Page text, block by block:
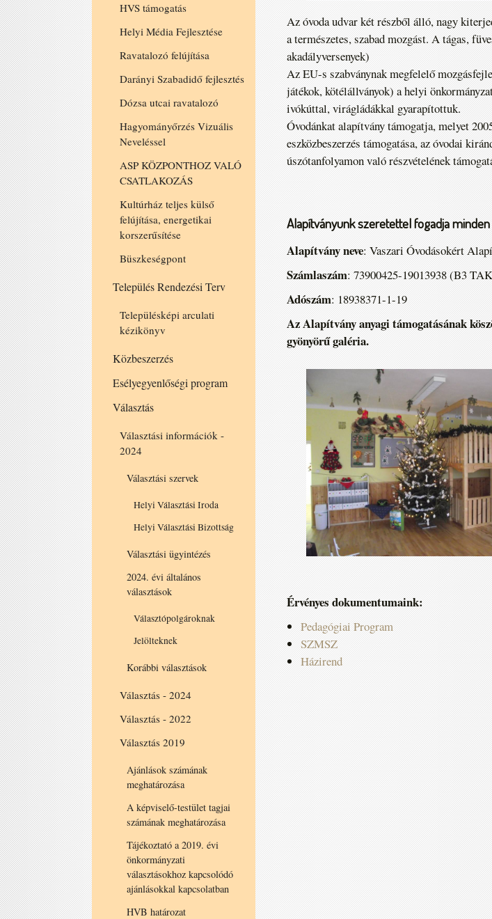
Az óvoda udvar két részből álló, nagy
a természetes, szabad mozgást. A tágas,
akadályversenyek)
Az EU-s szabványnak megfelelő
játékok, kötélállványok) a helyi
ivókúttal, virágládákkal gyarapítottuk.
Óvodánkat alapítvány támogatja, melyet
eszközbeszerzés támogatása, az óvodai
úszótanfolyamon való részvételének
Alapítványunk szeretettel fogadja
Alapítvány neve: Vaszari Óvodásokért
Számlaszám: 73900425-19013938 (B3
Adószám: 18938371-1-19
Az Alapítvány anyagi támogatásának
gyönyörű galéria.
Érvényes dokumentumaink:
Pedagógiai Program
SZMSZ
Házirend
HVS támogatás
Helyi Média Fejlesztése
Ravatalozó felújítása
Darányi Szabadidő fejlesztés
Dózsa utcai ravatalozó
Hagyományőrzés Vizuális
Neveléssel
ASP KÖZPONTHOZ VALÓ
CSATLAKOZÁS
Kultúrház teljes külső
felújítása, energetikai
korszerűsítése
Büszkeségpont
Település Rendezési Terv
Településképi arculati
kézikönyv
Közbeszerzés
Esélyegyenlőségi program
Választás
Választási információk -
2024
Választási szervek
Helyi Választási Iroda
Helyi Választási Bizottság
Választási ügyintézés
2024. évi általános
választások
Választópolgároknak
Jelölteknek
Korábbi választások
Választás - 2024
Választás - 2022
Választás 2019
Ajánlások számának
meghatározása
A képviselő-testület tagjai
számának meghatározása
Tájékoztató a 2019. évi
önkormányzati
választásokhoz kapcsolódó
ajánlásokkal kapcsolatban
HVB határozat